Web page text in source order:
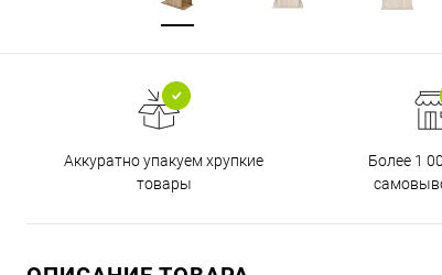
Аккуратно упакуем хрупкие
товары
Более 1